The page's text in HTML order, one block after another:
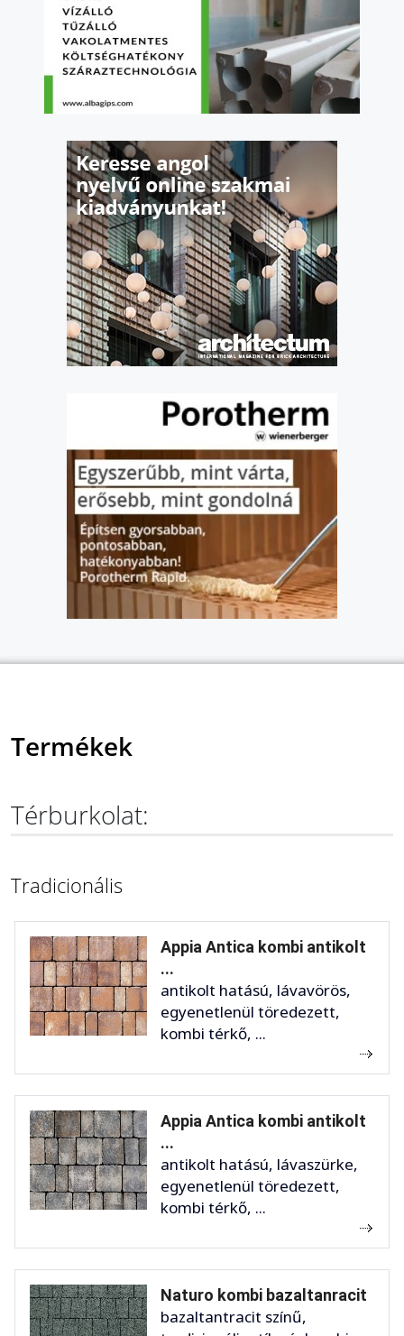
Termékek
Térburkolat:
Tradicionális
Appia Antica kombi antikolt
...
antikolt hatású, lávavörös,
egyenetlenül töredezett,
kombi térkő, ...
Appia Antica kombi antikolt
...
antikolt hatású, lávaszürke,
egyenetlenül töredezett,
kombi térkő, ...
Naturo kombi bazaltanracit
bazaltantracit színű,